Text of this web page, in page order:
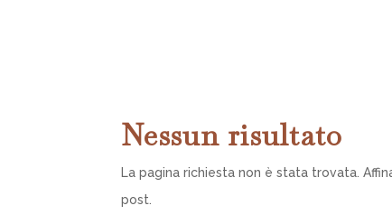
Nessun risultato
La pagina richiesta non è stata trovata.
post.